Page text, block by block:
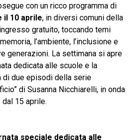
con un ricco programma di
il 10 aprile, in diversi comuni della
gratuito, toccando temi
l’ambiente, l’inclusione e
generazioni. La settimana si apre
dedicata alle scuole e la
di due episodi della serie
di Susanna Nicchiarelli, in onda
dal 15 aprile.
speciale dedicata alle